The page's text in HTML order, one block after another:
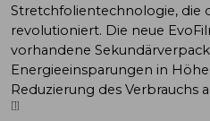
Stretchfolientechnologie, die
revolutioniert. Die neue
vorhandene
Energieeinsparungen in
Reduzierung des Verbrauchs
[1]